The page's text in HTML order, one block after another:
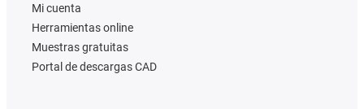
Mi cuenta
Herramientas online
Muestras gratuitas
Portal de descargas CAD